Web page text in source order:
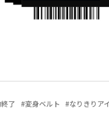
了 #変身ベルト #なりきりア